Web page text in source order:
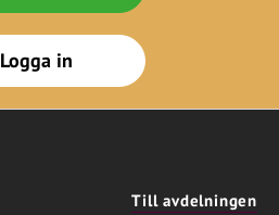
Logga in
Till avdelningen